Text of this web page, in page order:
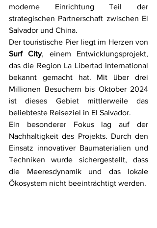
moderne Einrichtung Teil der
strategischen Partnerschaft zwischen El
Salvador und China.
Surf City, einem Entwicklungsprojekt,
das die Region La Libertad international
bekannt gemacht hat. Mit über drei
Millionen Besuchern bis Oktober 2024
ist dieses Gebiet mittlerweile das
beliebteste Reiseziel in El Salvador.
Ein besonderer Fokus lag auf der
Nachhaltigkeit des Projekts. Durch den
Einsatz innovativer Baumaterialien und
Techniken wurde sichergestellt, dass
die Meeresdynamik und das lokale
Ökosystem nicht beeinträchtigt werden.